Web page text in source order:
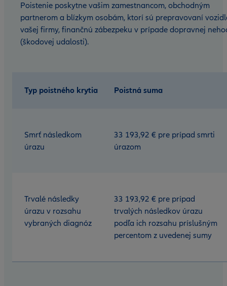
Poistenie poskytne vašim zamestnancom, obchodným
partnerom a blízkym osobám, ktorí sú prepravovaní
vašej firmy, finančnú zábezpeku v prípade dopravnej
(škodovej udalosti).
Typ poistného krytia Poistná suma
Smrť následkom
úrazu
33 193,92 € pre prípad smrti
úrazom
Trvalé následky
úrazu v rozsahu
vybraných diagnóz
33 193,92 € pre prípad
trvalých následkov úrazu
podľa ich rozsahu príslušným
percentom z uvedenej sumy